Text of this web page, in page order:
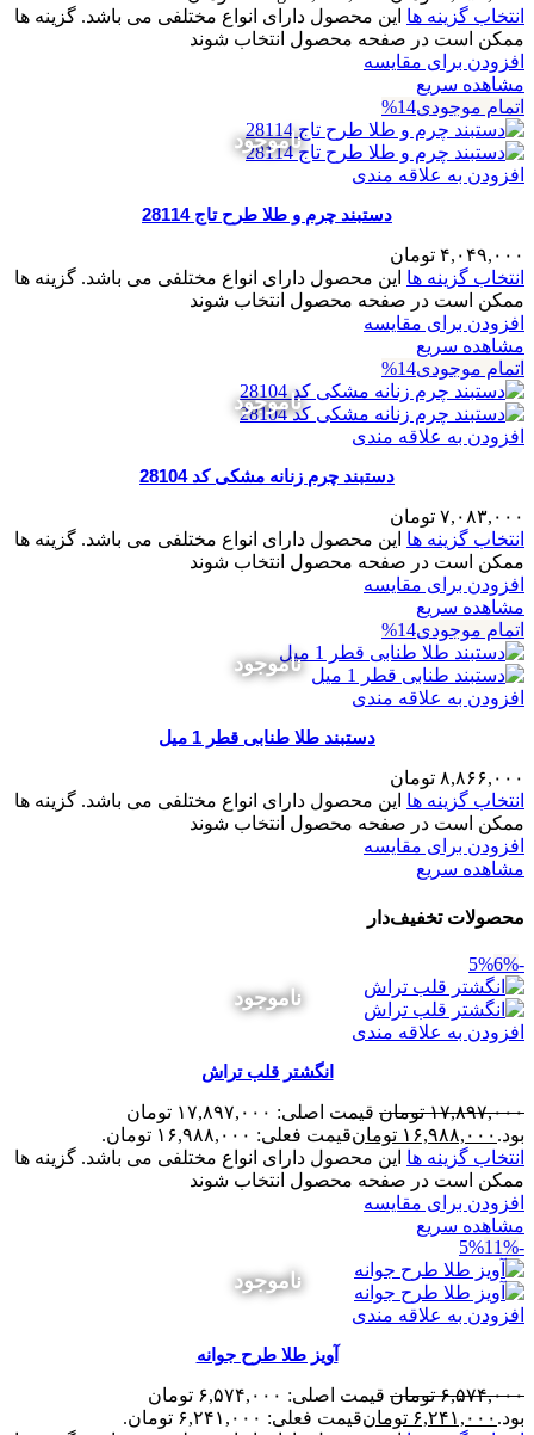
انتخاب گزینه ها این محصول دارای انواع مختلفی می باشد. گزینه ها
ممکن است در صفحه محصول انتخاب شوند
افزودن برای مقایسه
مشاهده سریع
اتمام موجودی14%
افزودن به علاقه مندی
ناموجود
دستبند چرم و طلا طرح تاج 28114
۴,۰۴۹,۰۰۰ تومان
انتخاب گزینه ها این محصول دارای انواع مختلفی می باشد. گزینه ها
ممکن است در صفحه محصول انتخاب شوند
افزودن برای مقایسه
مشاهده سریع
اتمام موجودی14%
افزودن به علاقه مندی
ناموجود
دستبند چرم زنانه مشکی کد 28104
۷,۰۸۳,۰۰۰ تومان
انتخاب گزینه ها این محصول دارای انواع مختلفی می باشد. گزینه ها
ممکن است در صفحه محصول انتخاب شوند
افزودن برای مقایسه
مشاهده سریع
اتمام موجودی14%
افزودن به علاقه مندی
ناموجود
دستبند طلا طنابی قطر 1 میل
۸,۸۶۶,۰۰۰ تومان
انتخاب گزینه ها این محصول دارای انواع مختلفی می باشد. گزینه ها
ممکن است در صفحه محصول انتخاب شوند
افزودن برای مقایسه
مشاهده سریع
محصولات تخفیف‌دار
-5%
6%
افزودن به علاقه مندی
ناموجود
انگشتر قلب تراش
۱۷,۸۹۷,۰۰۰ تومان
قیمت اصلی: ۱۷,۸۹۷,۰۰۰ تومان
بود. ۱۶,۹۸۸,۰۰۰ تومانقیمت فعلی: ۱۶,۹۸۸,۰۰۰ تومان.
انتخاب گزینه ها این محصول دارای انواع مختلفی می باشد. گزینه ها
ممکن است در صفحه محصول انتخاب شوند
افزودن برای مقایسه
مشاهده سریع
-5%
11%
افزودن به علاقه مندی
ناموجود
آویز طلا طرح جوانه
۶,۵۷۴,۰۰۰ تومان
قیمت اصلی: ۶,۵۷۴,۰۰۰ تومان
بود. ۶,۲۴۱,۰۰۰ تومانقیمت فعلی: ۶,۲۴۱,۰۰۰ تومان.